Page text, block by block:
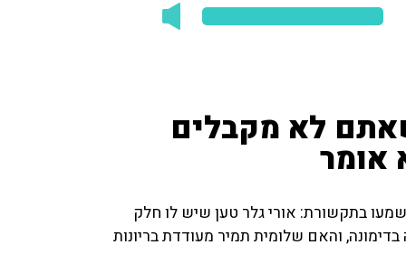
לא מקבלים
אומר
בתקשורת: אורי גלר טען שיש לו חלק
והאם שלומית תמיר מעודדת בריונות